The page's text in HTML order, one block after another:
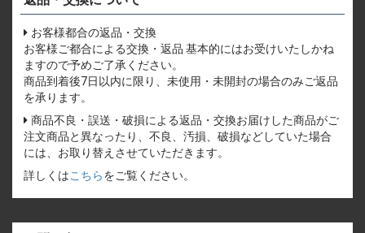
お客様都合の返品・交換
お客様ご都合による交換・返品 基本的にはお受けいたしかね
ますので予めご了承ください。
商品到着後7日以内に限り、未使用・未開封の場合のみご返品
を承ります。
商品不良・誤送・破損による返品・交換お届けした商品がご
注文商品と異なったり、不良、汚損、破損などしていた場合
には、お取り替えさせていただきます。
詳しくはこちらをご覧ください。